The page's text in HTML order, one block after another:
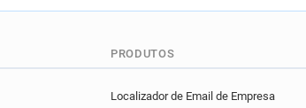
PRODUTOS
Localizador de Email de Empresa